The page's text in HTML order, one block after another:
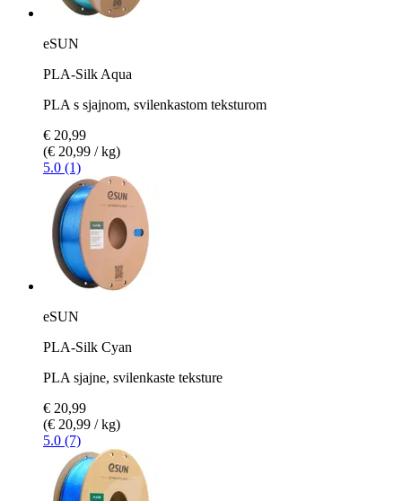
eSUN
PLA-Silk Aqua
PLA s sjajnom, svilenkastom teksturom
€ 20,99
(€ 20,99 / kg)
5.0 (1)
eSUN
PLA-Silk Cyan
PLA sjajne, svilenkaste teksture
€ 20,99
(€ 20,99 / kg)
5.0 (7)